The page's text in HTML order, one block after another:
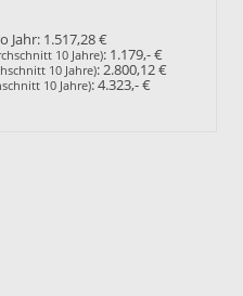
Jahr: 1.517,28 €
10 Jahre): 1.179,- €
10 Jahre):2.800,12 €
10 Jahre):4.323,- €